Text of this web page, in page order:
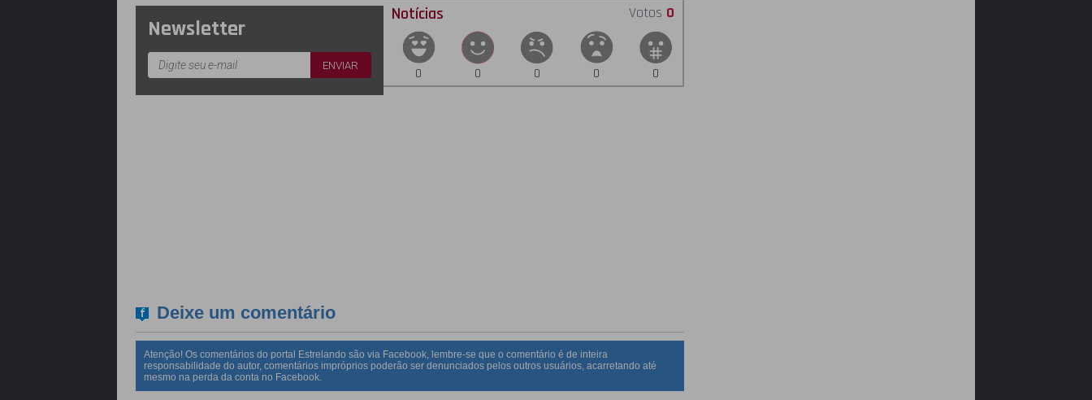
Newsletter
Notícias Votos 0
0 0 0 0 0
Deixe um comentário
Atenção! Os comentários do portal Estrelando são via Facebook, lembre-se que o comentário é de inteira
responsabilidade do autor, comentários impróprios poderão ser denunciados pelos outros usuários, acarretando até
mesmo na perda da conta no Facebook.